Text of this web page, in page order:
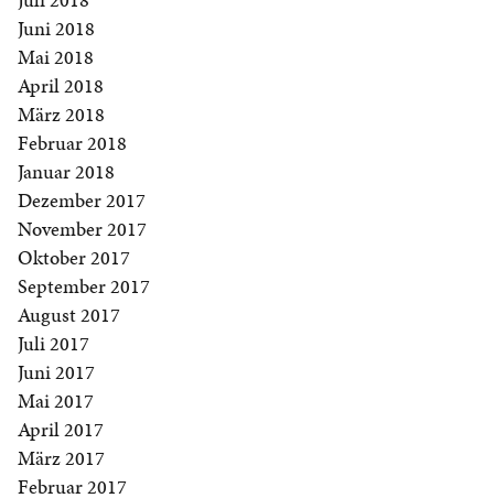
Juni 2018
Mai 2018
April 2018
März 2018
Februar 2018
Januar 2018
Dezember 2017
November 2017
Oktober 2017
September 2017
August 2017
Juli 2017
Juni 2017
Mai 2017
April 2017
März 2017
Februar 2017